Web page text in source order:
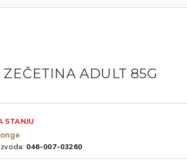
ZEČETINA ADULT 85G
STANJU
046-007-03260